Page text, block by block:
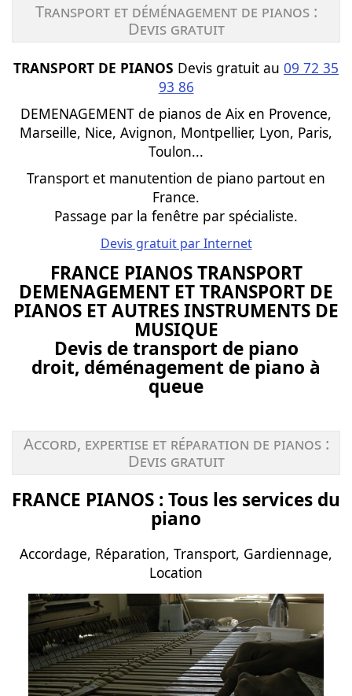
Transport et déménagement de pianos :
Devis gratuit
TRANSPORT DE PIANOS Devis gratuit au 09 72 35
93 86
DEMENAGEMENT de pianos de Aix en Provence,
Marseille, Nice, Avignon, Montpellier, Lyon, Paris,
Toulon...
Transport et manutention de piano partout en
France.
Passage par la fenêtre par spécialiste.
Devis gratuit par Internet
FRANCE PIANOS TRANSPORT
DEMENAGEMENT ET TRANSPORT DE
PIANOS ET AUTRES INSTRUMENTS DE
MUSIQUE
Devis de transport de piano
droit, déménagement de piano à
queue
Accord, expertise et réparation de pianos :
Devis gratuit
FRANCE PIANOS : Tous les services du
piano
Accordage, Réparation, Transport, Gardiennage,
Location